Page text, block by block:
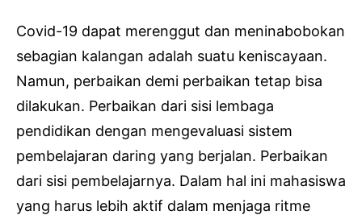
Covid-19 dapat merenggut dan meninabobokan
sebagian kalangan adalah suatu keniscayaan.
Namun, perbaikan demi perbaikan tetap bisa
dilakukan. Perbaikan dari sisi lembaga
pendidikan dengan mengevaluasi sistem
pembelajaran daring yang berjalan. Perbaikan
dari sisi pembelajarnya. Dalam hal ini mahasiswa
yang harus lebih aktif dalam menjaga ritme